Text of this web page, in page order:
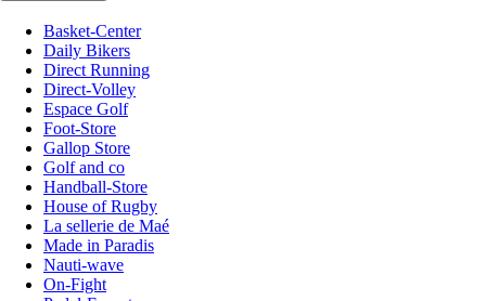
Basket-Center
Daily Bikers
Direct Running
Direct-Volley
Espace Golf
Foot-Store
Gallop Store
Golf and co
Handball-Store
House of Rugby
La sellerie de Maé
Made in Paradis
Nauti-wave
On-Fight